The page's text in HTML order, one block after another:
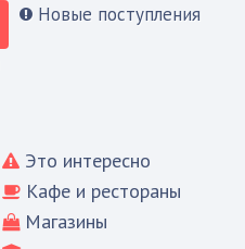
Новые поступления
Это интересно
Кафе и рестораны
Магазины